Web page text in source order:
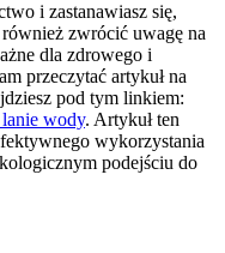
i zastanawiasz się,
zwrócić uwagę na
dla zdrowego i
przeczytać artykuł na
pod tym linkiem:
wody. Artykuł ten
wykorzystania
podejściu do